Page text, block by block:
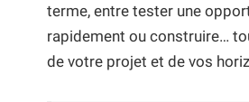
terme, entre tester une
rapidement ou construire…
de votre projet et de vos